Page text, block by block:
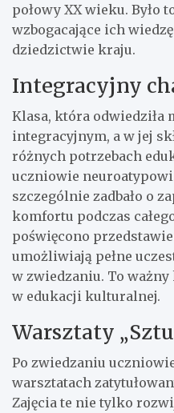
połowy XX wieku. Było
wzbogacające ich
dziedzictwie kraju.
Integracyjny
Klasa, która odwiedziła
integracyjnym, a w jej
różnych potrzebach
uczniowie
szczególnie zadbało o
komfortu podczas
poświęcono
umożliwiają pełne
w zwiedzaniu. To
w edukacji kulturalnej.
Warsztaty
Po zwiedzaniu
warsztatach
Zajęcia te nie tylko